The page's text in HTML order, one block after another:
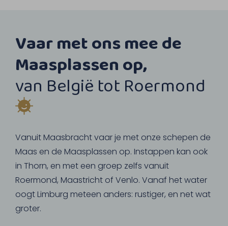
Vaar met ons mee de
Maasplassen op,
van België tot Roermond
Vanuit Maasbracht vaar je met onze schepen de
Maas en de Maasplassen op. Instappen kan ook
in Thorn, en met een groep zelfs vanuit
Roermond, Maastricht of Venlo. Vanaf het water
oogt Limburg meteen anders: rustiger, en net wat
groter.